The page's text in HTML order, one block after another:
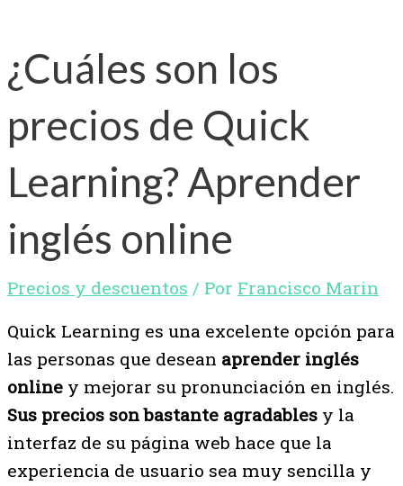
¿Cuáles son los
precios de Quick
Learning? Aprender
inglés online
Precios y descuentos / Por Francisco Marin
Quick Learning es una excelente opción para
las personas que desean aprender inglés
online y mejorar su pronunciación en inglés.
Sus precios son bastante agradables y la
interfaz de su página web hace que la
experiencia de usuario sea muy sencilla y